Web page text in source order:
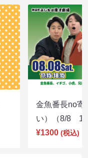
金魚番長no寄
い）（8/8
¥1300 (税込)